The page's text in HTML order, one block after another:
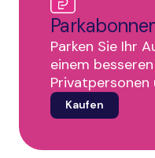
Parken Sie Ihr
einem
Privatpersonen
Kaufen